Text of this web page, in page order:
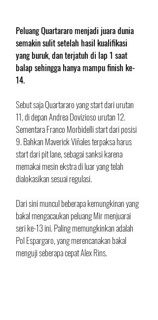
Peluang Quartararo menjadi juara dunia
semakin sulit setelah hasil kualifikasi
yang buruk, dan terjatuh di lap 1 saat
balap sehingga hanya mampu finish ke-
14.
Sebut saja Quartararo yang start dari urutan
11, di depan Andrea Dovizioso urutan 12.
Sementara Franco Morbidelli start dari posisi
9. Bahkan Maverick Viñales terpaksa harus
start dari pit lane, sebagai sanksi karena
memakai mesin ekstra di luar yang telah
dialokasikan sesuai regulasi.
Dari sini muncul beberapa kemungkinan yang
bakal mengacaukan peluang Mir menjuarai
seri ke-13 ini. Paling memungkinkan adalah
Pol Espargaro, yang merencanakan bakal
menguji seberapa cepat Alex Rins.